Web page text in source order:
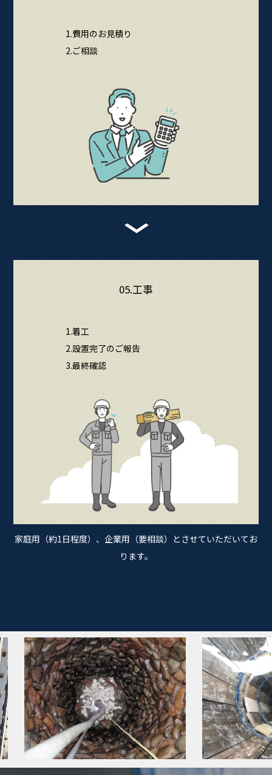
1.費用のお見積り
2.ご相談
05.工事
1.着工
2.設置完了のご報告
3.最終確認
家庭用（約1日程度）、企業用（要相談）とさせていただいてお
ります。